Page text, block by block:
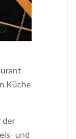
Küche
der
und